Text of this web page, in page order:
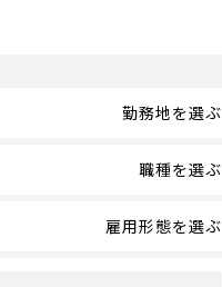
勤務地を選ぶ
職種を選ぶ
雇用形態を選ぶ